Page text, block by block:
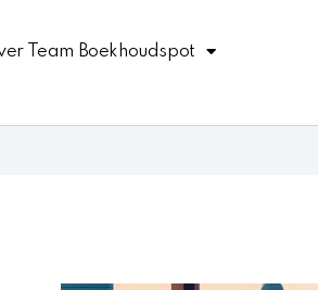
Team Boekhoudspot